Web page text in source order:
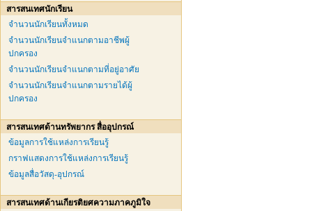
สารสนเทศนักเรียน
จำนวนนักเรียนทั้งหมด
จำนวนนักเรียนจำแนกตามอาชีพผู้
ปกครอง
จำนวนนักเรียนจำแนกตามที่อยู่อาศัย
จำนวนนักเรียนจำแนกตามรายได้ผู้
ปกครอง
สารสนเทศด้านทรัพยากร สื่ออุปกรณ์
ข้อมูลการใช้แหล่งการเรียนรู้
กราฟแสดงการใช้แหล่งการเรียนรู้
ข้อมูลสื่อวัสดุ-อุปกรณ์
สารสนเทศด้านเกียรติยศความภาคภูมิใจ